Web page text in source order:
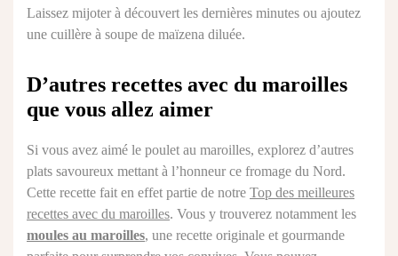
Laissez mijoter à découvert les dernières minutes ou ajoutez
une cuillère à soupe de maïzena diluée.
D’autres recettes avec du maroilles
que vous allez aimer
Si vous avez aimé le poulet au maroilles, explorez d’autres
plats savoureux mettant à l’honneur ce fromage du Nord.
Cette recette fait en effet partie de notre Top des meilleures
recettes avec du maroilles. Vous y trouverez notamment les
moules au maroilles, une recette originale et gourmande